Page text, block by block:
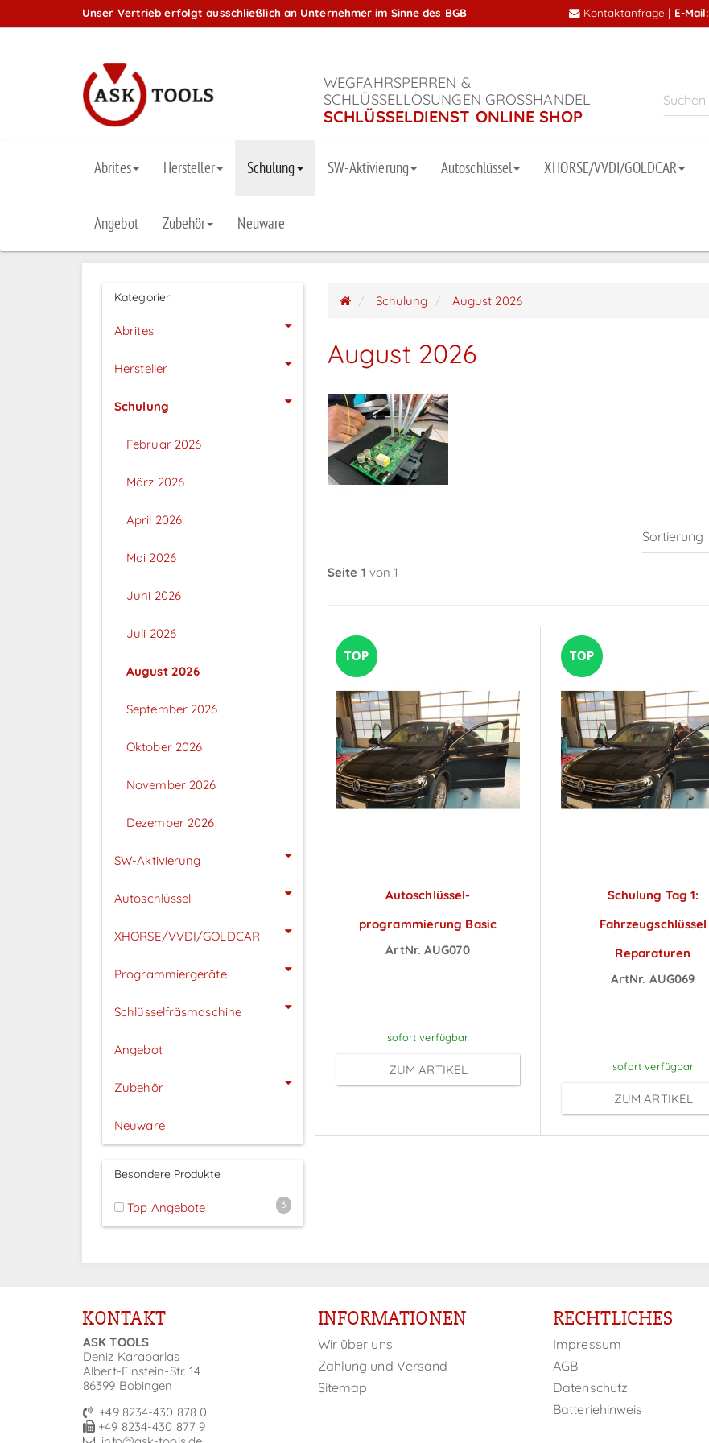
Unser Vertrieb erfolgt ausschließlich an Unternehmer im Sinne des BGB Kontaktanfrage | E-Mail:
WEGFAHRSPERREN &
SCHLÜSSELLÖSUNGEN GROSSHANDEL
SCHLÜSSELDIENST ONLINE SHOP
Abrites Hersteller Schulung SW-Aktivierung Autoschlüssel XHORSE/VVDI/GOLDCAR
Angebot Zubehör Neuware
Schulung August 2026
August 2026
Seite 1 von 1
Autoschlüssel­
programmierung Basic
ArtNr. AUG070
sofort verfügbar
ZUM ARTIKEL
Schulung Tag 1:
Fahrzeugschlüssel
Reparaturen
ArtNr. AUG069
sofort verfügbar
ZUM ARTIKEL
Kategorien
Abrites
Hersteller
Schulung
Februar 2026
März 2026
April 2026
Mai 2026
Juni 2026
Juli 2026
August 2026
September 2026
Oktober 2026
November 2026
Dezember 2026
SW-Aktivierung
Autoschlüssel
XHORSE/VVDI/GOLDCAR
Programmiergeräte
Schlüsselfräsmaschine
Angebot
Zubehör
Neuware
Besondere Produkte
3
Top Angebote
KONTAKT
ASK TOOLS
Deniz Karabarlas
Albert-Einstein-Str. 14
86399 Bobingen
+49 8234-430 878 0
+49 8234-430 877 9
INFORMATIONEN
Wir über uns
Zahlung und Versand
Sitemap
RECHTLICHES
Impressum
AGB
Datenschutz
Batteriehinweis